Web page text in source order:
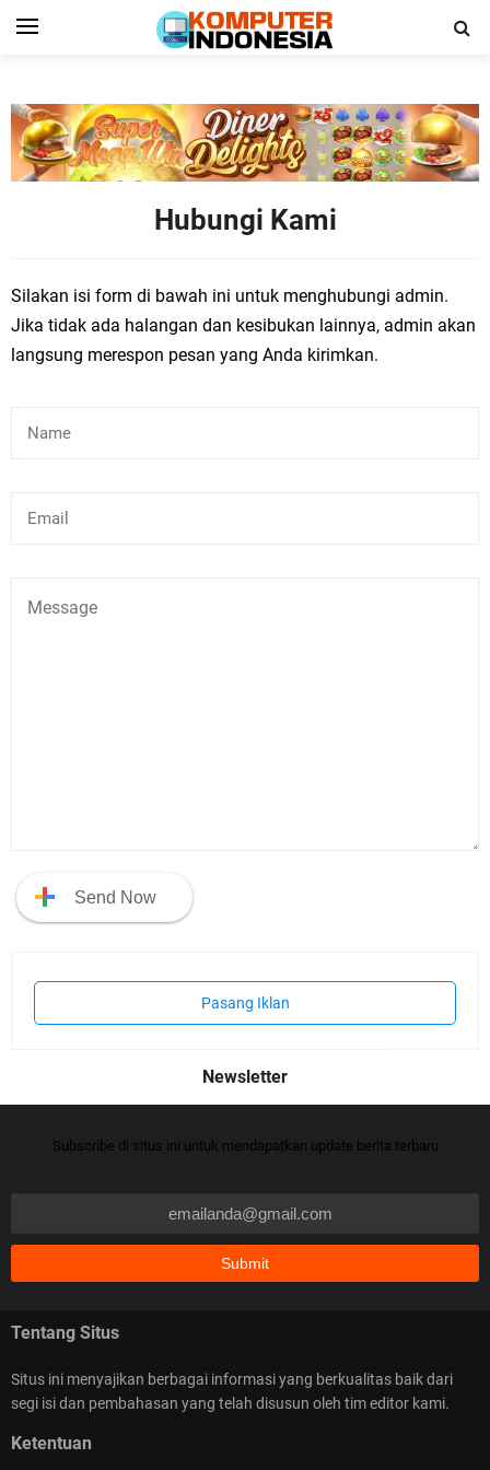
Hubungi Kami
Silakan isi form di bawah ini untuk menghubungi admin.
Jika tidak ada halangan dan kesibukan lainnya, admin akan
langsung merespon pesan yang Anda kirimkan.
Pasang Iklan
Subscribe di situs ini untuk mendapatkan update berita terbaru
Tentang Situs
Situs ini menyajikan berbagai informasi yang berkualitas baik dari
segi isi dan pembahasan yang telah disusun oleh tim editor kami.
Ketentuan